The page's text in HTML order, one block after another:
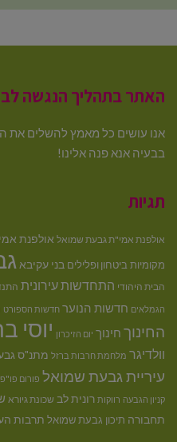
האתר בתהליך הנגשה
אנו עושים כל מאמץ להשלים את
בבעיה אנא פנה אלינו!
תגיות
אולפנת אמי"ת גבעת שמואל אולפנת
מקומיותביטחון ופלילים בני עקיבא
הבית היהודי התחדשות עירונית
הגמלאים חדשות הנוער חדשות הספורט
החינוך חינוך יום הזיכרון יוסי
וולדיגר מלחמת חרבות ברזל מתנ"ס
עיריית גבעת שמואל פורום פו"פ
קניון הגבעה רווקות רונית לב שכונת גיורא
תחבורה תיכון גבעת שמואל תרבות